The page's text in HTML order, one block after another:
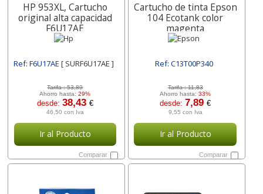
HP 953XL, Cartucho
original alta capacidad
F6U17AE
Ref: F6U17AE [ SURF6U17AE ]
Tarifa :53,89
Ahorro hasta:29%
desde: 38,43 €
46,50 con Iva
Ir al Producto
Comparar
Cartucho de tinta Epson
104 Ecotank color
magenta
Ref: C13T00P340
Tarifa :11,83
Ahorro hasta:33%
desde: 7,89€
9,55 con Iva
Ir al Producto
Comparar